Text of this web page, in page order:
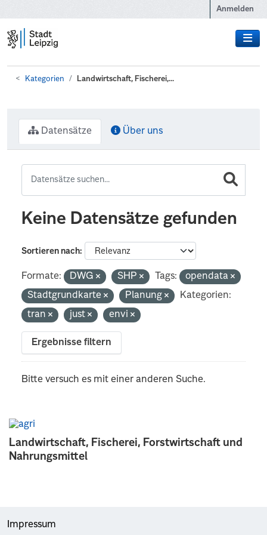
Anmelden
Kategorien Landwirtschaft, Fischerei,...
Landwirtschaft, Fischerei, Forstwirtschaft und
Nahrungsmittel
Datensätze Über uns
Keine Datensätze gefunden
Sortieren nach
Formate: DWG SHP Tags:
opendata
Stadtgrundkarte
Planung
Kategorien:
tran
just envi
Ergebnisse filtern
Bitte versuch es mit einer anderen Suche.
Impressum